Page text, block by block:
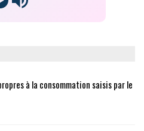
à la consommation saisis par le